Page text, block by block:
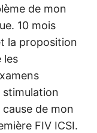
de mon
10 mois
la proposition
les
stimulation
de mon
FIV ICSI.